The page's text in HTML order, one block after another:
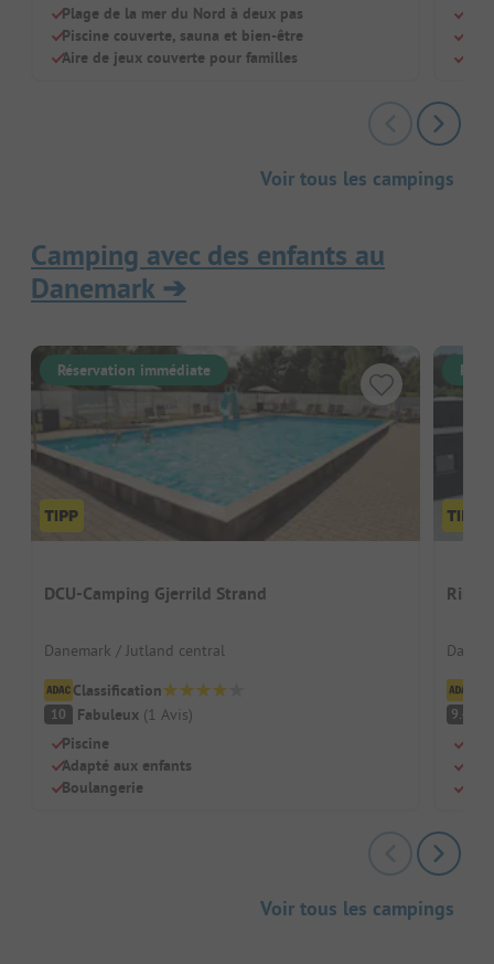
Plage de la mer du Nord à deux pas
Piscine couverte, sauna et bien-être
Aire de jeux couverte pour familles
Voir tous les campings
Camping avec des enfants au
Danemark➔
Réservation immédiate
DCU-Camping Gjerrild Strand
Danemark / Jutland central
Classification
10 Fabuleux (1 Avis)
Piscine
Adapté aux enfants
Boulangerie
Ribe
9.4
Voir tous les campings